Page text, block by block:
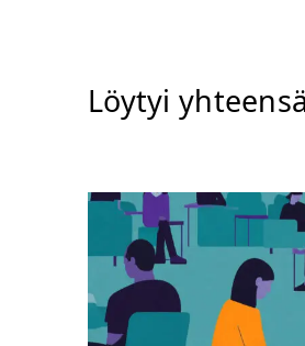
Löytyi yhteensä